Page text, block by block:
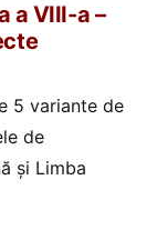
a VIII-a –
5 variante de
de
și Limba